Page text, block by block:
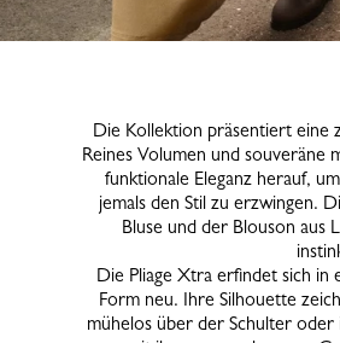
Die Kollektion präsentiert eine
Reines Volumen und souveräne
funktionale Eleganz herauf,
jemals den Stil zu erzwingen.
Bluse und der Blouson aus
Die Pliage Xtra erfindet sich in
Form neu. Ihre Silhouette
mühelos über der Schulter oder